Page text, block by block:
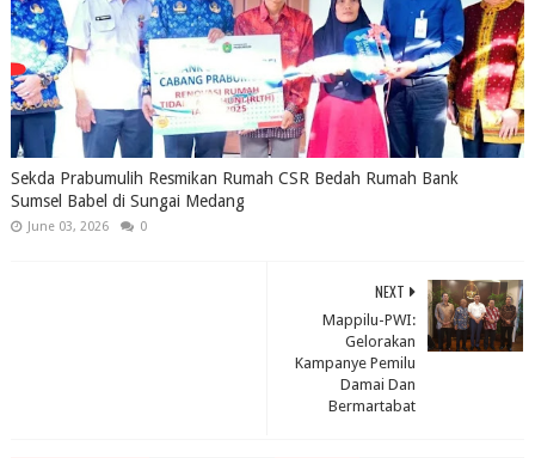
Sekda Prabumulih Resmikan Rumah CSR Bedah Rumah Bank
Sumsel Babel di Sungai Medang
June 03, 2026 0
NEXT
Mappilu-PWI:
Gelorakan
Kampanye Pemilu
Damai Dan
Bermartabat